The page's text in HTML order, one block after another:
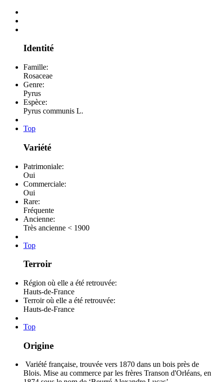
Identité
Famille:
Rosaceae
Genre:
Pyrus
Espèce:
Pyrus communis L.
Top
Variété
Patrimoniale:
Oui
Commerciale:
Oui
Rare:
Fréquente
Ancienne:
Très ancienne < 1900
Top
Terroir
Région où elle a été retrouvée:
Hauts-de-France
Terroir où elle a été retrouvée:
Hauts-de-France
Top
Origine
Variété française, trouvée vers 1870 dans un bois près de
Blois. Mise au commerce par les frères Transon d'Orléans, en